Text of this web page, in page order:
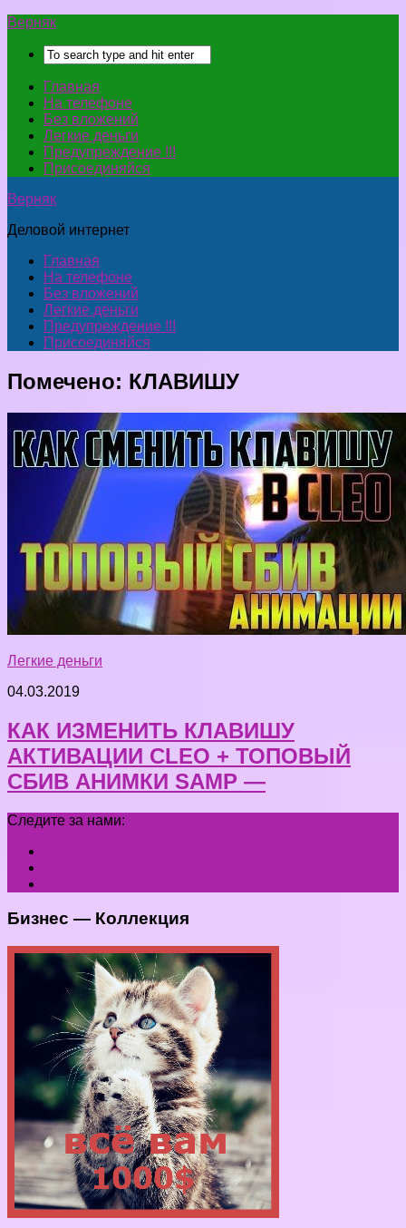
Верняк
Главная
На телефоне
Без вложений
Легкие деньги
Предупреждение !!!
Присоединяйся
Верняк
Деловой интернет
Главная
На телефоне
Без вложений
Легкие деньги
Предупреждение !!!
Присоединяйся
Помечено: КЛАВИШУ
Легкие деньги
04.03.2019
КАК ИЗМЕНИТЬ КЛАВИШУ
АКТИВАЦИИ CLEO + ТОПОВЫЙ
СБИВ АНИМКИ SAMP —
Следите за нами:
Бизнес — Коллекция